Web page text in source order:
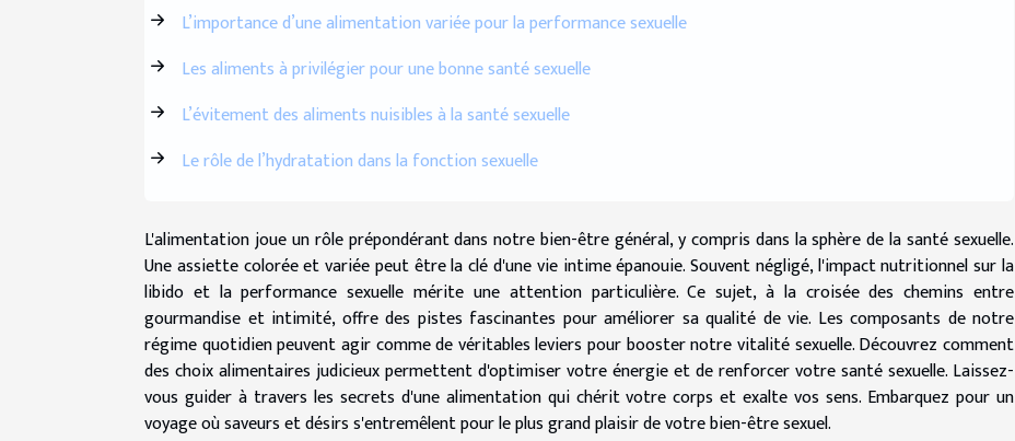
L’importance d’une alimentation variée pour la performance sexuelle
Les aliments à privilégier pour une bonne santé sexuelle
L’évitement des aliments nuisibles à la santé sexuelle
Le rôle de l’hydratation dans la fonction sexuelle
L'alimentation joue un rôle prépondérant dans notre bien-être général, y compris dans la sphère de la santé sexuelle.
Une assiette colorée et variée peut être la clé d'une vie intime épanouie. Souvent négligé, l'impact nutritionnel sur la
libido et la performance sexuelle mérite une attention particulière. Ce sujet, à la croisée des chemins entre
gourmandise et intimité, offre des pistes fascinantes pour améliorer sa qualité de vie. Les composants de notre
régime quotidien peuvent agir comme de véritables leviers pour booster notre vitalité sexuelle. Découvrez comment
des choix alimentaires judicieux permettent d'optimiser votre énergie et de renforcer votre santé sexuelle. Laissez-
vous guider à travers les secrets d'une alimentation qui chérit votre corps et exalte vos sens. Embarquez pour un
voyage où saveurs et désirs s'entremêlent pour le plus grand plaisir de votre bien-être sexuel.